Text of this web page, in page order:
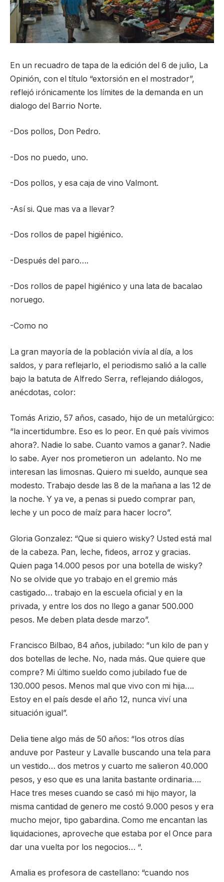
En un recuadro de tapa de la edición del 6 de julio, La
Opinión, con el título “extorsión en el mostrador”,
reflejó irónicamente los límites de la demanda en un
dialogo del Barrio Norte.
-Dos pollos, Don Pedro.
-Dos no puedo, uno.
-Dos pollos, y esa caja de vino Valmont.
-Así si. Que mas va a llevar?
-Dos rollos de papel higiénico.
-Después del paro….
-Dos rollos de papel higiénico y una lata de bacalao
noruego.
-Como no
La gran mayoría de la población vivía al día, a los
saldos, y para reflejarlo, el periodismo salió a la calle
bajo la batuta de Alfredo Serra, reflejando diálogos,
anécdotas, color:
Tomás Arizio, 57 años, casado, hijo de un metalúrgico:
“la incertidumbre. Eso es lo peor. En qué país vivimos
ahora?. Nadie lo sabe. Cuanto vamos a ganar?. Nadie
lo sabe. Ayer nos prometieron un adelanto. No me
interesan las limosnas. Quiero mi sueldo, aunque sea
modesto. Trabajo desde las 8 de la mañana a las 12 de
la noche. Y ya ve, a penas si puedo comprar pan,
leche y un poco de maíz para hacer locro”.
Gloria Gonzalez: “Que si quiero wisky? Usted está mal
de la cabeza. Pan, leche, fideos, arroz y gracias.
Quien paga 14.000 pesos por una botella de wisky?
No se olvide que yo trabajo en el gremio más
castigado… trabajo en la escuela oficial y en la
privada, y entre los dos no llego a ganar 500.000
pesos. Me deben plata desde marzo”.
Francisco Bilbao, 84 años, jubilado: “un kilo de pan y
dos botellas de leche. No, nada más. Que quiere que
compre? Mi último sueldo como jubilado fue de
130.000 pesos. Menos mal que vivo con mi hija….
Estoy en el país desde el año 12, nunca viví una
situación igual”.
Delia tiene algo más de 50 años: “los otros días
anduve por Pasteur y Lavalle buscando una tela para
un vestido… dos metros y cuarto me salieron 40.000
pesos, y eso que es una lanita bastante ordinaria….
Hace tres meses cuando se casó mi hijo mayor, la
misma cantidad de genero me costó 9.000 pesos y era
mucho mejor, tipo gabardina. Como me encantan las
liquidaciones, aproveche que estaba por el Once para
dar una vuelta por los negocios… “.
Amalia es profesora de castellano: “cuando nos